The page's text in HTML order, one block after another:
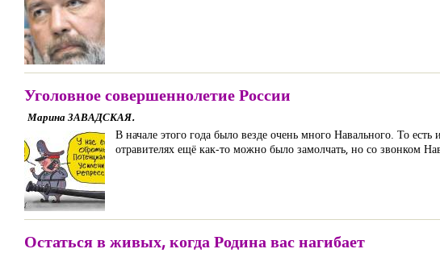
Уголовное совершеннолетие России
Марина ЗАВАДСКАЯ.
В начале этого года было везде очень много Навального. То
отравителях ещё как-то можно было замолчать, но со звонком
Остаться в живых, когда Родина вас нагибает